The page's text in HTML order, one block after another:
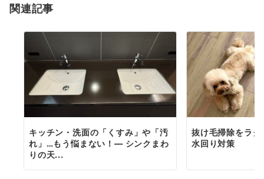
関連記事
キッチン・洗面の「くすみ」や「汚
れ」…もう悩まない！― シンクまわ
りの天...
抜け毛掃除をラ
水回り対策